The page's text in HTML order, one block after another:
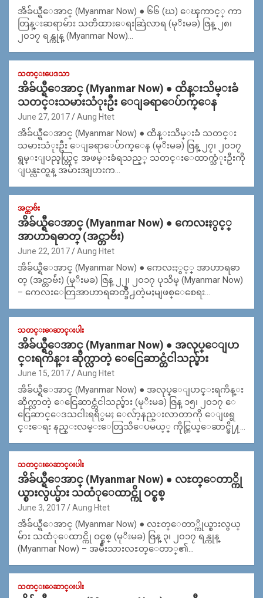
အိခ်ယ္ရီေအာင္ (Myanmar Now) ● ၆၆ (ဃ) ေၾကာင့္ ကာ
တြန္းဆရာမ်ား သတိထားေရးဆြဲလာရ (မုိးမခ) ဇြန္ ၂၈၊
၂၀၁၇ ရန္ကုန္ (Myanmar Now)…
သတင္းပေဒသာ
အိခ်ယ္ရီေအာင္ (Myanmar Now) ● ထိန္းသိမ္းခံ
သတင္းသမားသံုးဦး ေျခရာေပ်ာက္ေန
June 27, 2017 Aung Htet
အိခ်ယ္ရီေအာင္ (Myanmar Now) ● ထိန္းသိမ္းခံ သတင္း
သမားသံုးဦး ေျခရာေပ်ာက္ေန (မုိးမခ) ဇြန္ ၂၇၊ ၂၀၁၇
ရွမ္းျပည္နယ္တြင္ အဖမ္းခံရသည့္ သတင္းေထာက္သံုးဦးကို
ျပန္လႊတ္ရန္ အမ်ားအျပားက…
အင္တာဗ်ဴး
အိခ်ယ္ရီေအာင္ (Myanmar Now) ● ကေလးႏွင့္
အာဟာရဓာတ္ (အင္တာဗ်ဴး)
June 22, 2017 Aung Htet
အိခ်ယ္ရီေအာင္ (Myanmar Now) ● ကေလးႏွင့္ အာဟာရဓာ
တ္ (အင္တာဗ်ဴး) (မုိးမခ) ဇြန္ ၂၂၊ ၂၀၁၇ ပုသိမ္ (Myanmar Now)
– ကေလးေတြအာဟာရဓာတ္ခ်ဳိ႕တဲ့မႈမျဖစ္ေစေရး…
သတင္းေဆာင္းပါး
အိခ်ယ္ရီေအာင္ (Myanmar Now) ● အလုပ္ေျပာ
င္းရကိန္း ဆိုက္လာတဲ့ ေငြေဆာင္တံငါသည္မ်ား
June 15, 2017 Aung Htet
အိခ်ယ္ရီေအာင္ (Myanmar Now) ● အလုပ္ေျပာင္းရကိန္း
ဆိုက္လာတဲ့ ေငြေဆာင္တံငါသည္မ်ား (မုိးမခ) ဇြန္ ၁၅၊ ၂၀၁၇ ေ
ငြေဆာင္ေဒသငါးရရိွမႈ ေလ်ာ့နည္းလာတာကို ေျဖရွ
င္းေရး နည္းလမ္းေတြသိေပမယ့္ ကိုင္တြယ္ေဆာင္ဖို႔…
သတင္းေဆာင္းပါး
အိခ်ယ္ရီေအာင္ (Myanmar Now) ● လႊတ္ေတာ္ကို
ယ္စားလွယ္မ်ား သထံုေထာင္ကို ဝင္စစ္
June 3, 2017 Aung Htet
အိခ်ယ္ရီေအာင္ (Myanmar Now) ● လႊတ္ေတာ္ကိုယ္စားလွယ္
မ်ား သထံုေထာင္ကို ဝင္စစ္ (မုိးမခ) ဇြန္ ၃၊ ၂၀၁၇ ရန္ကုန္
(Myanmar Now) – အမ်ိဳးသားလႊတ္ေတာ္၏…
သတင္းေဆာင္းပါး